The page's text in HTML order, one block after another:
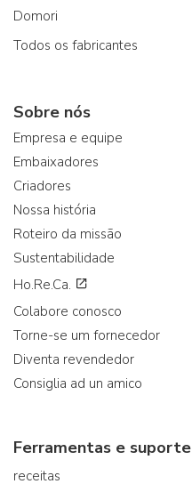
Domori
Todos os fabricantes
Sobre nós
Empresa e equipe
Embaixadores
Criadores
Nossa história
Roteiro da missão
Sustentabilidade
Ho.Re.Ca.
Colabore conosco
Torne-se um fornecedor
Diventa revendedor
Consiglia ad un amico
Ferramentas e suporte
receitas